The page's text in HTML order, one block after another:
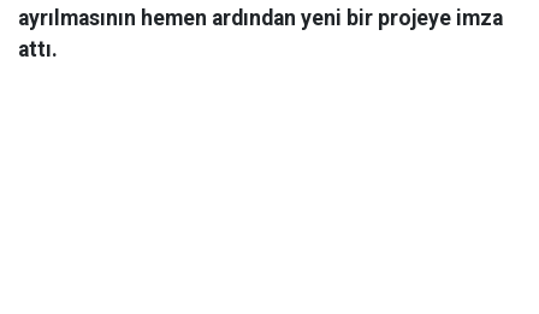
ayrılmasının hemen ardından yeni bir projeye imza
attı.